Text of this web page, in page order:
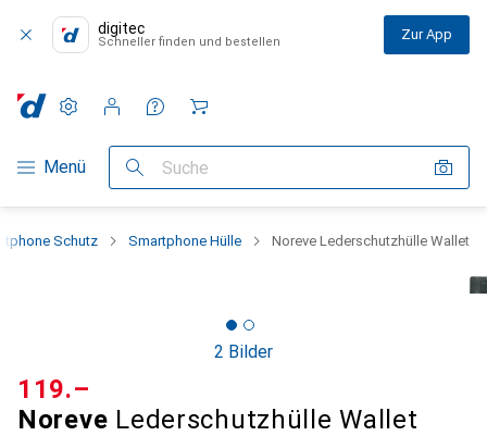
digitec
Schneller finden und bestellen Zur App
Navigation nach Kategorien
Menü Suche
Einstellungen
Kundenkonto
Vergleichslisten
Merklisten
Warenkorb
Schutz Smartphone Hülle Noreve Lederschutzhülle Wallet
2 Bilder
Noreve Lederschutzhülle Wallet
CHF
119.–